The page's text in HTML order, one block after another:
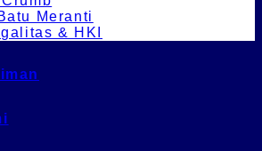
Meranti
& HKI